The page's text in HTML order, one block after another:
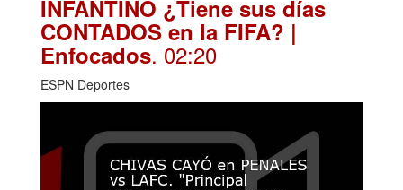
INFANTINO ¿Tiene sus días
CONTADOS en la FIFA? |
Enfocados. 02:20
ESPN Deportes